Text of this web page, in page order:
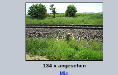
134 x angesehen
Mic